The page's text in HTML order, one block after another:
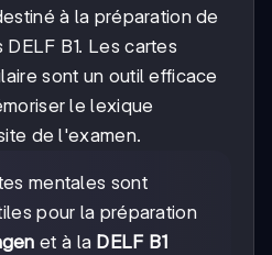
à la préparation de
B1. Les cartes
sont un outil efficace
le lexique
de l'examen.
mentales sont
pour la préparation
et à la DELF B1